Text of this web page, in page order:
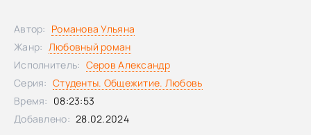
третью просто с ноги вошел в мою жизнь и, кажется,
уходить не собирается!
Автор: Романова Ульяна
Жанр: Любовный роман
Исполнитель: Серов Александр
Серия: Студенты. Общежитие. Любовь
Время: 08:23:53
Добавлено: 28.02.2024